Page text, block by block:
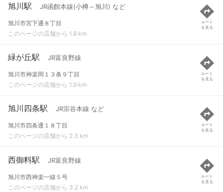
旭川駅 JR函館本線(小樽～旭川) など
旭川市宮下通８丁目
このページの店舗から 1.8 km
ルート
を見る
緑が丘駅 JR富良野線
旭川市神楽岡１３条９丁目
このページの店舗から 1.9 km
ルート
を見る
旭川四条駅 JR宗谷本線 など
旭川市四条通１８丁目
このページの店舗から 2.3 km
ルート
を見る
西御料駅 JR富良野線
旭川市西神楽一線５号
このページの店舗から 3.2 km
ルート
を見る